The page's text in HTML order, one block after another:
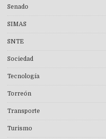
Senado
SIMAS
SNTE
Sociedad
Tecnología
Torreón
Transporte
Turismo